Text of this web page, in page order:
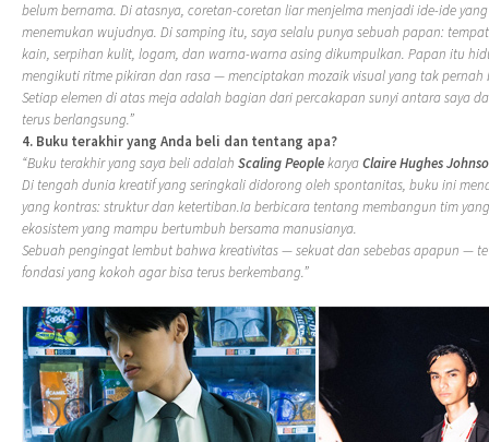
belum bernama. Di atasnya, coretan-coretan liar menjelma menjadi ide-ide
menemukan wujudnya. Di samping itu, saya selalu punya sebuah papan:
kain, serpihan kulit, logam, dan warna-warna asing dikumpulkan. Papan itu
mengikuti ritme pikiran dan rasa — menciptakan mozaik visual yang tak pernah
Setiap elemen di atas meja adalah bagian dari percakapan sunyi antara saya
terus berlangsung.”
4. Buku terakhir yang Anda beli dan tentang apa?
“Buku terakhir yang saya beli adalah Scaling PeoplekaryaClaire Hughes
Di tengah dunia kreatif yang seringkali didorong oleh spontanitas, buku ini
yang kontras: struktur dan ketertiban.Ia berbicara tentang membangun tim
ekosistem yang mampu bertumbuh bersama manusianya.
Sebuah pengingat lembut bahwa kreativitas — sekuat dan sebebas apapun —
fondasi yang kokoh agar bisa terus berkembang.”